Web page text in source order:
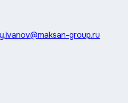
group.ru